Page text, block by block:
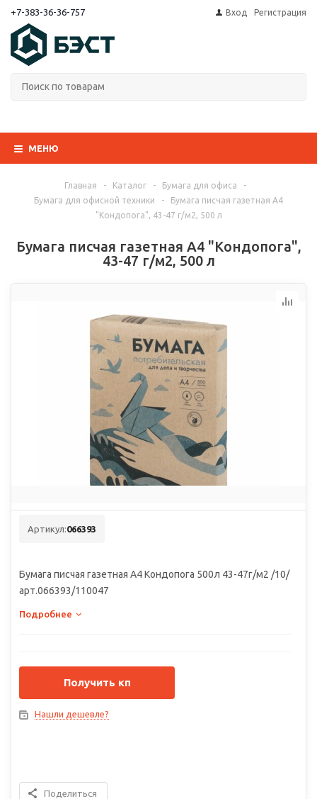
+7-383-36-36-757 Вход Регистрация
МЕНЮ
Главная - Каталог - Бумага для офиса
-
Бумага для офисной техники
-
Бумага писчая газетная А4
"Кондопога", 43-47 г/м2, 500 л
Бумага писчая газетная А4 "Кондопога",
43-47 г/м2, 500 л
Артикул:066393
Бумага писчая газетная А4 Кондопога 500л 43-47г/м2 /10/
арт.066393/110047
Подробнее
Получить кп
Нашли дешевле?
Поделиться